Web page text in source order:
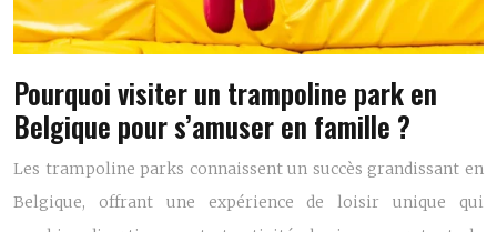
Pourquoi visiter un trampoline park en
Belgique pour s’amuser en famille ?
Les trampoline parks connaissent un succès grandissant en
Belgique, offrant une expérience de loisir unique qui